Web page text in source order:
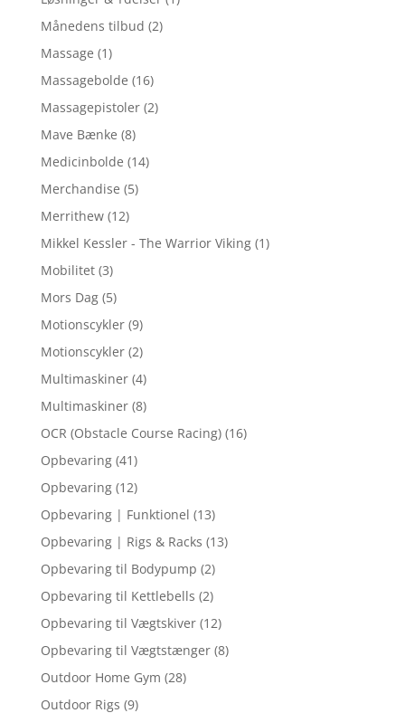
Månedens tilbud (2)
Massage (1)
Massagebolde (16)
Massagepistoler (2)
Mave Bænke (8)
Medicinbolde (14)
Merchandise (5)
Merrithew (12)
Mikkel Kessler - The Warrior Viking (1)
Mobilitet (3)
Mors Dag (5)
Motionscykler (9)
Motionscykler (2)
Multimaskiner (4)
Multimaskiner (8)
OCR (Obstacle Course Racing) (16)
Opbevaring (41)
Opbevaring (12)
Opbevaring | Funktionel (13)
Opbevaring | Rigs & Racks (13)
Opbevaring til Bodypump (2)
Opbevaring til Kettlebells (2)
Opbevaring til Vægtskiver (12)
Opbevaring til Vægtstænger (8)
Outdoor Home Gym (28)
Outdoor Rigs (9)